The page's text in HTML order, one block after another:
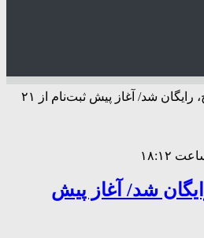
پیش ثبت‌نام حج، رایگان شد/ آغاز پیش ثبت‌نام از ۲۱
شد/ آغاز پیش